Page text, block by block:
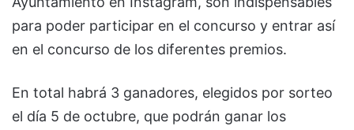
para poder participar en el concurso y entrar así
en el concurso de los diferentes premios.
En total habrá 3 ganadores, elegidos por sorteo
el día 5 de octubre, que podrán ganar los